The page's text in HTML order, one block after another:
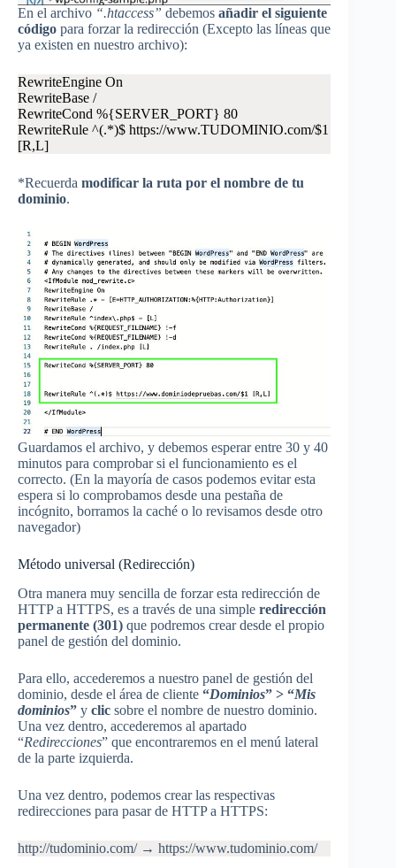
En el archivo “.htaccess” debemos añadir el siguiente
código para forzar la redirección (Excepto las líneas que
ya existen en nuestro archivo):
RewriteEngine On
RewriteBase /
RewriteCond %{SERVER_PORT} 80
RewriteRule ^(.*)$ https://www.TUDOMINIO.com/$1
[R,L]
*Recuerda modificar la ruta por el nombre de tu
dominio.
Guardamos el archivo, y debemos esperar entre 30 y 40
minutos para comprobar si el funcionamiento es el
correcto. (En la mayoría de casos podemos evitar esta
espera si lo comprobamos desde una pestaña de
incógnito, borramos la caché o lo revisamos desde otro
navegador)
Método universal (Redirección)
Otra manera muy sencilla de forzar esta redirección de
HTTP a HTTPS, es a través de una simple redirección
permanente (301) que podremos crear desde el propio
panel de gestión del dominio.
Para ello, accederemos a nuestro panel de gestión del
dominio, desde el área de cliente “Dominios” > “Mis
dominios” y clic sobre el nombre de nuestro dominio.
Una vez dentro, accederemos al apartado
“Redirecciones” que encontraremos en el menú lateral
de la parte izquierda.
Una vez dentro, podemos crear las respectivas
redirecciones para pasar de HTTP a HTTPS:
http://tudominio.com/ → https://www.tudominio.com/